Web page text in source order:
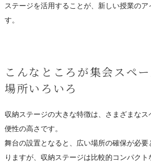
ステージを活用することが、新しい授業のア
す。
こんなところが集会スペ
場所いろいろ
収納ステージの大きな特徴は、さまざまなス
便性の高さです。
舞台の設置となると、広い場所の確保が必
りますが、収納ステージは比較的コンパク